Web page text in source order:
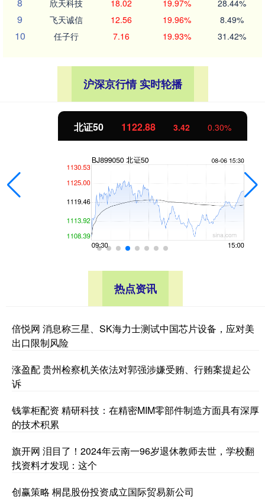
欣天科技 18.02 19.97% 28.44%
9 飞天诚信 12.56 19.96% 8.49%
10 任子行 7.16 19.93% 31.42%
沪深京行情 实时轮播
北证50 1122.88 3.42 0.30%
热点资讯
倍悦网 消息称三星、SK海力士测试中国芯片设备，应对美
出口限制风险
涨盈配 贵州检察机关依法对郭强涉嫌受贿、行贿案提起公
诉
钱掌柜配资 精研科技：在精密MIM零部件制造方面具有深厚
的技术积累
旗开网 泪目了！2024年云南一96岁退休教师去世，学校翻
找资料才发现：这个
创赢策略 桐昆股份投资成立国际贸易新公司